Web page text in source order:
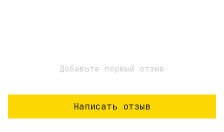
Добавьте первый отзыв
Написать отзыв